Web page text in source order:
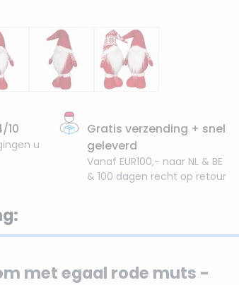
10
u
Gratis verzending + snel
geleverd
Vanaf EUR100,- naar NL & BE
& 100 dagen recht op retour
met egaal rode muts -